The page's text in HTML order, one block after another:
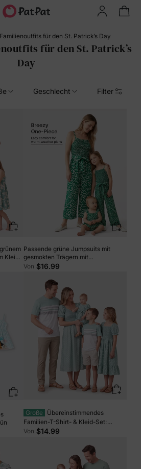
für den St. Patrick’s Day
für den St. Patrick’s
Day
Geschlecht Filter
Kleid
Passende grüne Jumpsuits mit
gesmokten Trägern mit
Blumendruck für Mama und mich
Von $16.99
Große
Übereinstimmendes
Familien-T-Shirt- & Kleid-Set:
Tupfen-Puffärmel-Kleid für Mama,
Baumwoll-T-Shirt für Papa & Sohn,
Perfekt für Familienausflüge & Fotos
Von $14.99